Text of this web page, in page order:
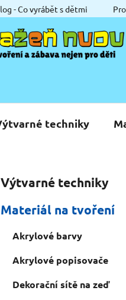
- Co vyrábět s dětmi
techniky
Výtvarné techniky
Materiál na tvoření
Akrylové barvy
Akrylové popisovače
Dekorační sítě na zeď